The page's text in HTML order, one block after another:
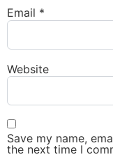
Email *
Website
Save my name,
the next time I